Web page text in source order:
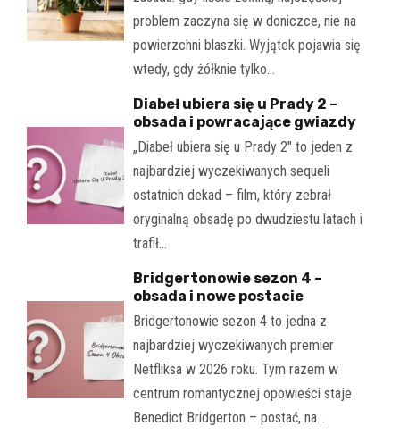
problem zaczyna się w doniczce, nie na
powierzchni blaszki. Wyjątek pojawia się
wtedy, gdy żółknie tylko…
Diabeł ubiera się u Prady 2 –
obsada i powracające gwiazdy
„Diabeł ubiera się u Prady 2" to jeden z
najbardziej wyczekiwanych sequeli
ostatnich dekad – film, który zebrał
oryginalną obsadę po dwudziestu latach i
trafił…
Bridgertonowie sezon 4 –
obsada i nowe postacie
Bridgertonowie sezon 4 to jedna z
najbardziej wyczekiwanych premier
Netfliksa w 2026 roku. Tym razem w
centrum romantycznej opowieści staje
Benedict Bridgerton – postać, na…